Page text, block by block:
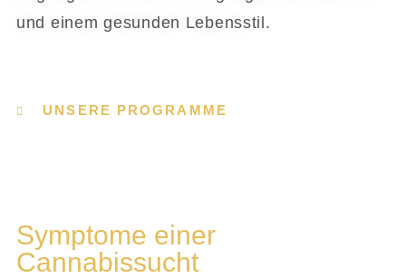
und einem gesunden Lebensstil.
UNSERE PROGRAMME
Symptome einer
Cannabissucht